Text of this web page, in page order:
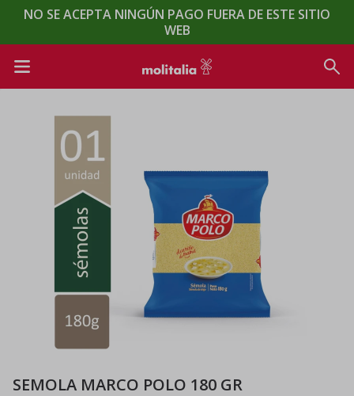
NO SE ACEPTA NINGÚN PAGO FUERA DE ESTE SITIO
WEB
SEMOLA MARCO POLO 180 GR